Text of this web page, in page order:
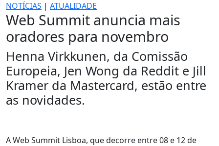
NOTÍCIAS | ATUALIDADE
Web Summit anuncia mais
oradores para novembro
Henna Virkkunen, da Comissão
Europeia, Jen Wong da Reddit e Jill
Kramer da Mastercard, estão entre
as novidades.
A Web Summit Lisboa, que decorre entre 08 e 12 de